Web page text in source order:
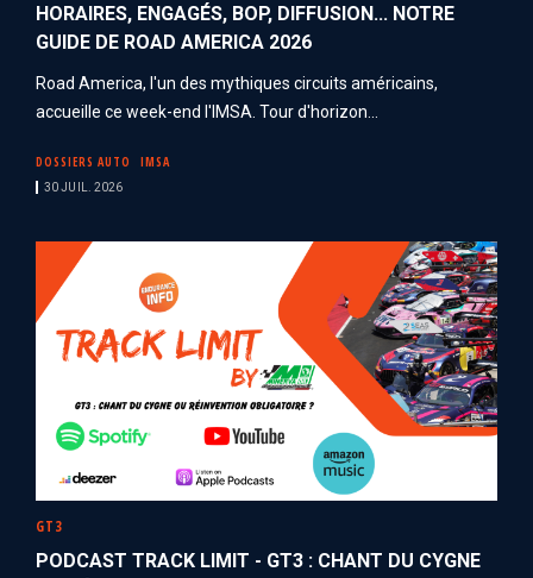
HORAIRES, ENGAGÉS, BOP, DIFFUSION... NOTRE
GUIDE DE ROAD AMERICA 2026
Road America, l'un des mythiques circuits américains,
accueille ce week-end l'IMSA. Tour d'horizon...
DOSSIERS AUTO IMSA
30 JUIL. 2026
GT3
PODCAST TRACK LIMIT - GT3 : CHANT DU CYGNE